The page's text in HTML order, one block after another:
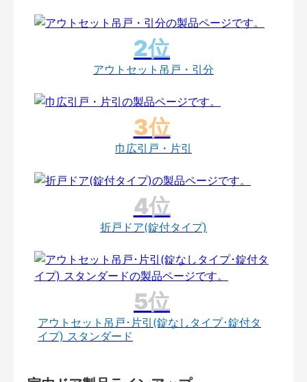
アウトセット吊戸・引分
巾広引戸・片引
折戸ドア(錠付タイプ)
アウトセット吊戸･片引(錠なしタイプ･錠付タ
イプ) スタンダード